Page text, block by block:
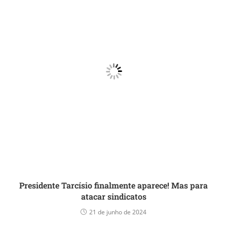
Presidente Tarcísio finalmente aparece! Mas para
atacar sindicatos
21 de junho de 2024